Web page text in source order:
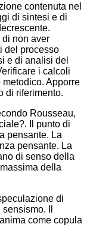
contenuta nel
di sintesi e di
non aver
del processo
e di analisi del
i calcoli
Apporre
di riferimento.
Rousseau,
Il punto di
pensante. La
pensante. La
di senso della
della
di
Il
come copula